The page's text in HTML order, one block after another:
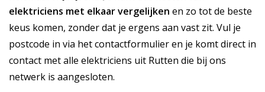
elektriciens met elkaar vergelijken en zo tot de beste
keus komen, zonder dat je ergens aan vast zit. Vul je
postcode in via het contactformulier en je komt direct in
contact met alle elektriciens uit Rutten die bij ons
netwerk is aangesloten.